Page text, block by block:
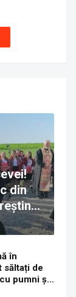
din
în
săltați de
pumni și